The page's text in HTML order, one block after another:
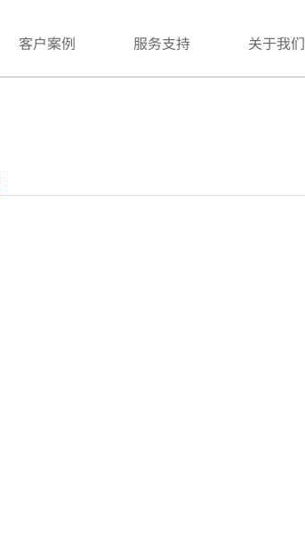
客户案例 服务支持 关于我们